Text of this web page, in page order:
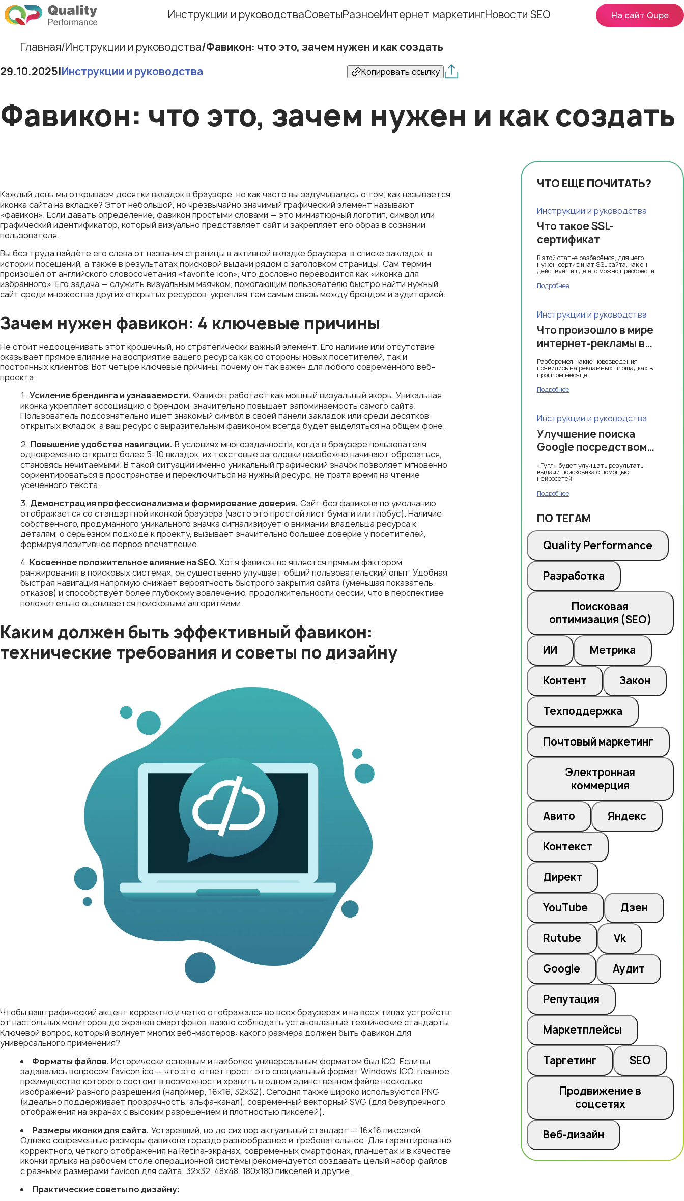
Инструкции и руководстваСоветыРазноеИнтернет маркетингНовости SEO На сайт Qupe
Главная Инструкции и руководства Фавикон: что это, зачем нужен и как создать
29.10.2025|Инструкции и руководства Копировать ссылку
Фавикон: что это, зачем нужен и как создать
ЧТО ЕЩЕ ПОЧИТАТЬ?
Инструкции и руководства
Что такое SSL-
сертификат
В этой статье разберёмся, для чего
нужен сертификат SSL сайта, как он
действует и где его можно приобрести.
Подробнее
Инструкции и руководства
Что произошло в мире
интернет-рекламы в
январе 2023 года
Разберемся, какие нововведения
появились на рекламных площадках в
прошлом месяце
Подробнее
Инструкции и руководства
Улучшение поиска
Google посредством
генеративного ИИ
«Гугл» будет улучшать результаты
выдачи поисковика с помощью
нейросетей
Подробнее
ПО ТЕГАМ
Quality Performance
Разработка
Поисковая
оптимизация (SEO)
ИИ Метрика
Контент Закон
Техподдержка
Почтовый маркетинг
Электронная
коммерция
Авито Яндекс
Контекст
Директ
YouTube Дзен
Rutube Vk
Google Аудит
Репутация
Маркетплейсы
Таргетинг SEO
Продвижение в
соцсетях
Веб-дизайн
Каждый день мы открываем десятки вкладок в браузере, но как часто вы задумывались о том, как называется
иконка сайта на вкладке? Этот небольшой, но чрезвычайно значимый графический элемент называют
«фавикон». Если давать определение, фавикон простыми словами — это миниатюрный логотип, символ или
графический идентификатор, который визуально представляет сайт и закрепляет его образ в сознании
пользователя.
Вы без труда найдёте его слева от названия страницы в активной вкладке браузера, в списке закладок, в
истории посещений, а также в результатах поисковой выдачи рядом с заголовком страницы. Сам термин
произошёл от английского словосочетания «favorite icon», что дословно переводится как «иконка для
избранного». Его задача — служить визуальным маячком, помогающим пользователю быстро найти нужный
сайт среди множества других открытых ресурсов, укрепляя тем самым связь между брендом и аудиторией.
Зачем нужен фавикон: 4 ключевые причины
Не стоит недооценивать этот крошечный, но стратегически важный элемент. Его наличие или отсутствие
оказывает прямое влияние на восприятие вашего ресурса как со стороны новых посетителей, так и
постоянных клиентов. Вот четыре ключевые причины, почему он так важен для любого современного веб-
проекта:
Усиление брендинга и узнаваемости. Фавикон работает как мощный визуальный якорь. Уникальная
иконка укрепляет ассоциацию с брендом, значительно повышает запоминаемость самого сайта.
Пользователь подсознательно ищет знакомый символ в своей панели закладок или среди десятков
открытых вкладок, а ваш ресурс с выразительным фавиконом всегда будет выделяться на общем фоне.
Повышение удобства навигации. В условиях многозадачности, когда в браузере пользователя
одновременно открыто более 5-10 вкладок, их текстовые заголовки неизбежно начинают обрезаться,
становясь нечитаемыми. В такой ситуации именно уникальный графический значок позволяет мгновенно
сориентироваться в пространстве и переключиться на нужный ресурс, не тратя время на чтение
усечённого текста.
Демонстрация профессионализма и формирование доверия. Сайт без фавикона по умолчанию
отображается со стандартной иконкой браузера (часто это простой лист бумаги или глобус). Наличие
собственного, продуманного уникального значка сигнализирует о внимании владельца ресурса к
деталям, о серьёзном подходе к проекту, вызывает значительно большее доверие у посетителей,
формируя позитивное первое впечатление.
Косвенное положительное влияние на SEO. Хотя фавикон не является прямым фактором
ранжирования в поисковых системах, он существенно улучшает общий пользовательский опыт. Удобная
быстрая навигация напрямую снижает вероятность быстрого закрытия сайта (уменьшая показатель
отказов) и способствует более глубокому вовлечению, продолжительности сессии, что в перспективе
положительно оценивается поисковыми алгоритмами.
Каким должен быть эффективный фавикон:
технические требования и советы по дизайну
Чтобы ваш графический акцент корректно и четко отображался во всех браузерах и на всех типах устройств:
от настольных мониторов до экранов смартфонов, важно соблюдать установленные технические стандарты.
Ключевой вопрос, который волнует многих веб-мастеров: какого размера должен быть фавикон для
универсального применения?
Форматы файлов. Исторически основным и наиболее универсальным форматом был ICO. Если вы
задавались вопросом favicon ico — что это, ответ прост: это специальный формат Windows ICO, главное
преимущество которого состоит в возможности хранить в одном единственном файле несколько
изображений разного разрешения (например, 16x16, 32x32). Сегодня также широко используются PNG
(идеально поддерживает прозрачность, альфа-канал), современный векторный SVG (для безупречного
отображения на экранах с высоким разрешением и плотностью пикселей).
Размеры иконки для сайта. Устаревший, но до сих пор актуальный стандарт — 16x16 пикселей.
Однако современные размеры фавикона гораздо разнообразнее и требовательнее. Для гарантированно
корректного, чёткого отображения на Retina-экранах, современных смартфонах, планшетах и в качестве
иконки ярлыка на рабочем столе операционной системы рекомендуется создавать целый набор файлов
с разными размерами favicon для сайта: 32x32, 48x48, 180x180 пикселей и другие.
Практические советы по дизайну: